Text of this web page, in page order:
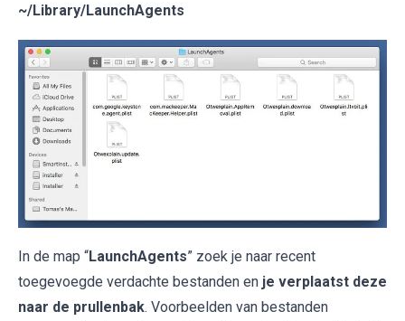
~/Library/LaunchAgents
In de map “LaunchAgents” zoek je naar recent
toegevoegde verdachte bestanden en je verplaatst deze
naar de prullenbak. Voorbeelden van bestanden